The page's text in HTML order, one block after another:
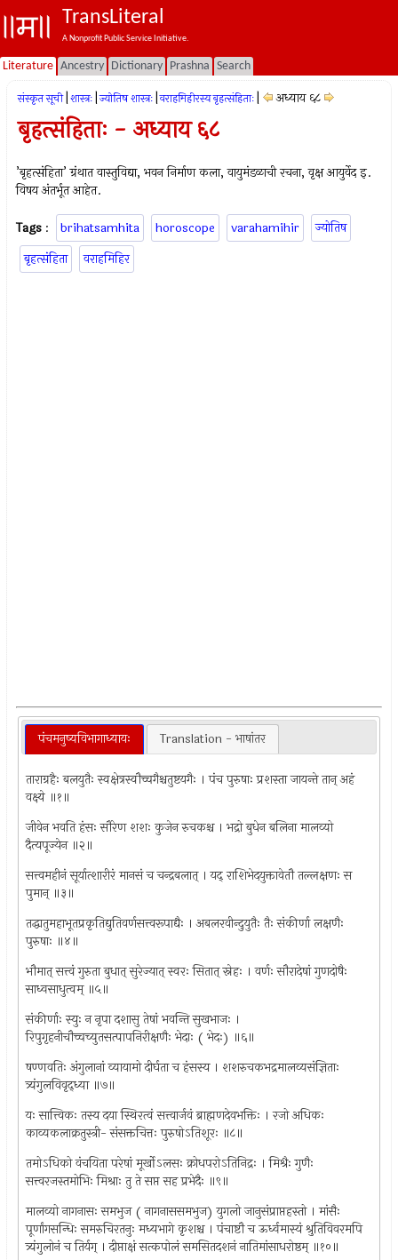
TransLiteral
A Nonprofit Public Service Initiative.
Literature Ancestry Dictionary Prashna Search
संस्कृत सूची शास्त्रः ज्योतिष शास्त्रः वराहमिहीरस्य बृहत्संहिताः अध्याय ६८
बृहत्संहिताः - अध्याय ६८
’बृहत्संहिता’ ग्रंथात वास्तुविद्या, भवन निर्माण कला, वायुमंडळाची रचना, वृक्ष आयुर्वेद इ.
विषय अंतर्भूत आहेत.
Tags : brihatsamhita horoscope varahamihir
ज्योतिष
बृहत्संहिता
वराहमिहिर
पंचमनुष्यविभागाध्यायः Translation - भाषांतर
ताराग्रहैः बलयुतैः स्वक्षेत्रस्वौच्चगैश्चतुष्टयगैः । पंच पुरुषाः प्रशस्ता जायन्ते तान् अहं
वक्ष्ये ॥१॥
जीवेन भवति हंसः सौरेण शशः कुजेन रुचकश्च । भद्रो बुधेन बलिना मालव्यो
दैत्यपूज्येन ॥२॥
सत्त्वमहीनं सूर्यात्शारीरं मानसं च चन्द्रबलात् । यद् राशिभेदयुक्तावेतौ तल्लक्षणः स
पुमान् ॥३॥
तद्धातुमहाभूतप्रकृतिद्युतिवर्णसत्त्वरूपाद्यैः । अबलरवीन्दुयुतैः तैः संकीर्णा लक्षणैः
पुरुषाः ॥४॥
भौमात् सत्त्वं गुरुता बुधात् सुरेज्यात् स्वरः सितात् स्नेहः । वर्णः सौरादेषां गुणदोषैः
साध्वसाधुत्वम् ॥५॥
संकीर्णाः स्युः न नृपा दशासु तेषां भवन्ति सुखभाजः ।
रिपुगृहनीचौच्चच्युतसत्पापनिरीक्षणैः भेदाः ( भेदः) ॥६॥
षण्णवतिः अंगुलानां व्यायामो दीर्घता च हंसस्य । शशरुचकभद्रमालव्यसंज्ञिताः
त्र्यंगुलविवृद्ध्या ॥७॥
यः सात्त्विकः तस्य दया स्थिरत्वं सत्त्वार्जवं ब्राह्मणदेवभक्तिः । रजो अधिकः
काव्यकलाक्रतुस्त्री- संसक्तचित्तः पुरुषोऽतिशूरः ॥८॥
तमोऽधिको वंचयिता परेषां मूर्खोऽलसः क्रोधपरोऽतिनिद्रः । मिश्रैः गुणैः
सत्त्वरजस्तमोभिः मिश्राः तु ते सप्त सह प्रभेदैः ॥९॥
मालव्यो नागनासः समभुज ( नागनाससमभुज) युगलो जानुसंप्राप्तहस्तो । मांसैः
पूर्णांगसन्धिः समरुचिरतनुः मध्यभागे कृशश्च । पंचाष्टौ च ऊर्ध्वमास्यं श्रुतिविवरमपि
त्र्यंगुलोनं च तिर्यग् । दीप्ताक्षं सत्कपोलं समसितदशनं नातिमांसाधरोष्ठम् ॥१०॥